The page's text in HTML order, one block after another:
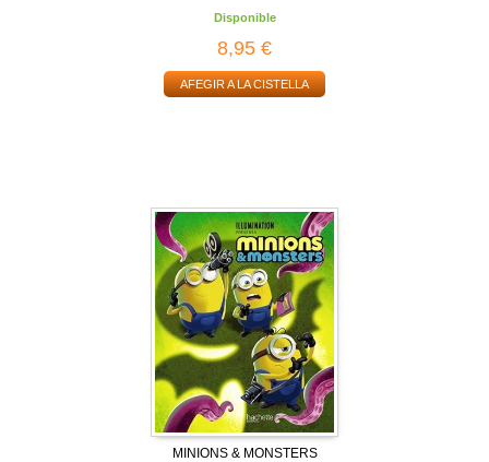
Disponible
8,95 €
AFEGIR A LA CISTELLA
MINIONS & MONSTERS